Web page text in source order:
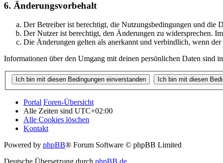
6. Änderungsvorbehalt
Der Betreiber ist berechtigt, die Nutzungsbedingungen und
Der Nutzer ist berechtigt, den Änderungen zu widersprechen.
Die Änderungen gelten als anerkannt und verbindlich, wenn
Informationen über den Umgang mit deinen persönlichen Daten sind
Portal Foren-Übersicht
Alle Zeiten sind UTC+02:00
Alle Cookies löschen
Kontakt
Powered by phpBB® Forum Software © phpBB Limited